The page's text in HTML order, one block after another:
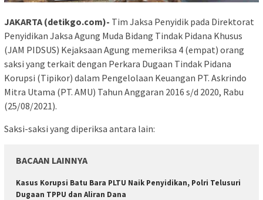
JAKARTA (detikgo.com)- Tim Jaksa Penyidik pada Direktorat
Penyidikan Jaksa Agung Muda Bidang Tindak Pidana Khusus
(JAM PIDSUS) Kejaksaan Agung memeriksa 4 (empat) orang
saksi yang terkait dengan Perkara Dugaan Tindak Pidana
Korupsi (Tipikor) dalam Pengelolaan Keuangan PT. Askrindo
Mitra Utama (PT. AMU) Tahun Anggaran 2016 s/d 2020, Rabu
(25/08/2021).
Saksi-saksi yang diperiksa antara lain:
BACAAN LAINNYA
Kasus Korupsi Batu Bara PLTU Naik Penyidikan, Polri Telusuri
Dugaan TPPU dan Aliran Dana